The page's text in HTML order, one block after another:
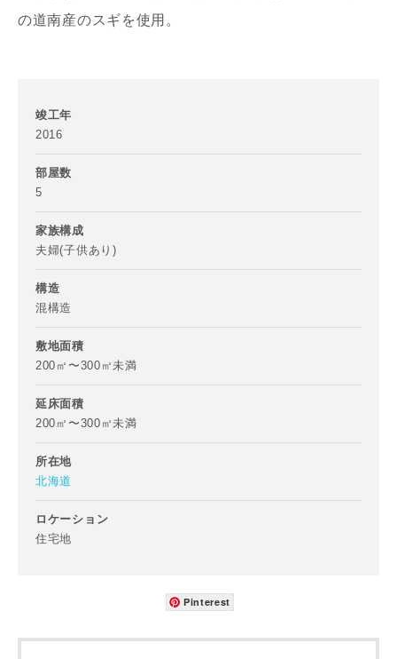
の道南産のスギを使用。
竣工年
2016
部屋数
5
家族構成
夫婦(子供あり)
構造
混構造
敷地面積
200㎡〜300㎡未満
延床面積
200㎡〜300㎡未満
所在地
北海道
ロケーション
住宅地
Pinterest
郵便番号